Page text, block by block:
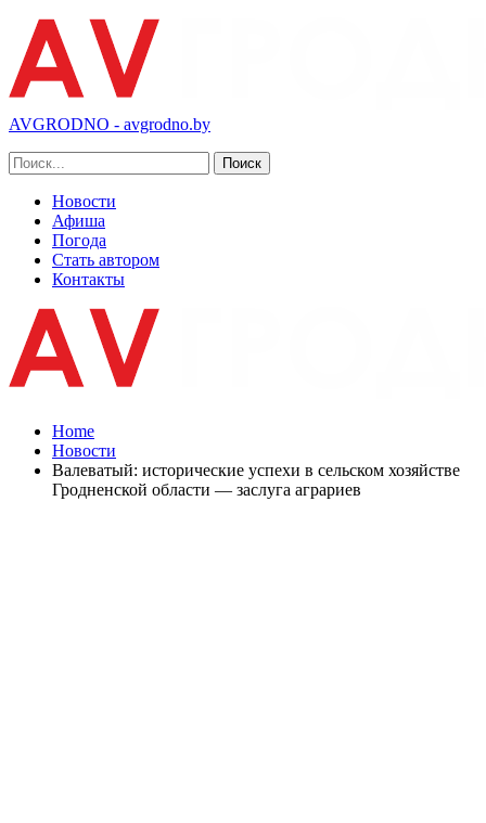
AVGRODNO - avgrodno.by
Новости
Афиша
Погода
Стать автором
Контакты
Home
Новости
Валеватый: исторические успехи в сельском хозяйстве
Гродненской области — заслуга аграриев